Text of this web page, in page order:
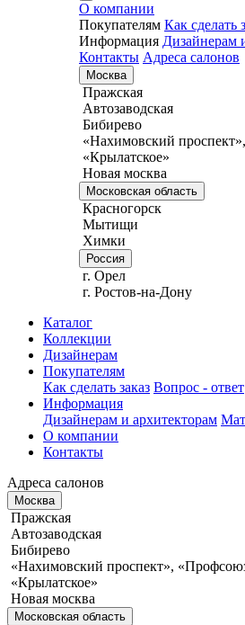
О компании
Покупателям Как сделать
Информация Дизайнерам
Контакты Адреса салонов
Москва
Пражская
Автозаводская
Бибирево
«Нахимовский
«Крылатское»
Новая москва
Московская область
Красногорск
Мытищи
Химки
Россия
г. Орел
г. Ростов-на-Дону
Каталог
Коллекции
Дизайнерам
Покупателям
Как сделать заказ Вопрос - ответ
Информация
Дизайнерам и архитекторам
О компании
Контакты
Адреса салонов
Москва
Пражская
Автозаводская
Бибирево
«Нахимовский проспект»,
«Крылатское»
Новая москва
Московская область